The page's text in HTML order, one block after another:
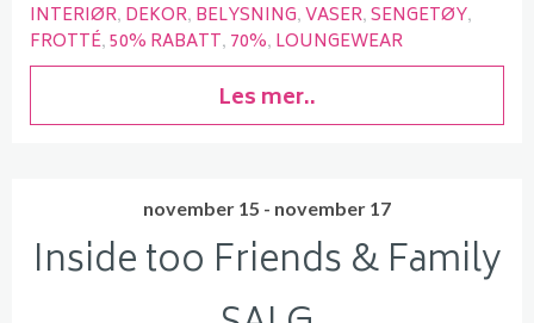
INTERIØR DEKOR BELYSNING VASER SENGETØY
FROTTÉ 50% RABATT 70% LOUNGEWEAR
Les mer..
november 15 - november 17
Inside too Friends & Family